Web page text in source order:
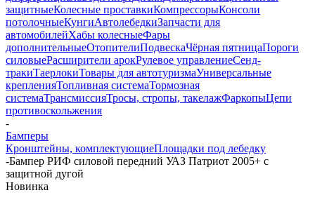
защитныеКолесные проставкиКомпрессорыКонсоли
потолочныеКунгиАвтолебедкиЗапчасти для
автомобилейХабы колесныеФары
дополнительныеОтопителиПодвескаЧёрная пятницаПороги
силовыеРасширители арокРулевое управлениеСенд-
тракиТаерлокиТовары для автотуризмаУниверсальные
крепленияТопливная системаТормозная
системаТрансмиссияТросы, стропы, такелажФаркопыЦепи
противоскольжения
-
Бамперы
Кронштейны, комплектующиеПлощадки под лебедку
-Бампер РИФ силовой передний УАЗ Патриот 2005+ с
защитной дугой
Новинка